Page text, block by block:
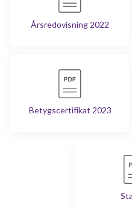
Årsredovisning 2022
Betygscertifikat 2023